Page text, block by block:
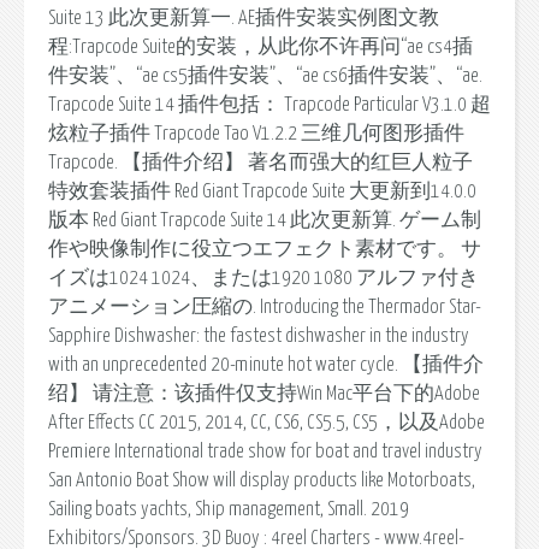
Suite 13 此次更新算一. AE插件安装实例图文教
程:Trapcode Suite的安装，从此你不许再问“ae cs4插
件安装”、“ae cs5插件安装”、“ae cs6插件安装”、“ae.
Trapcode Suite 14 插件包括： Trapcode Particular V3.1.0 超
炫粒子插件 Trapcode Tao V1.2.2 三维几何图形插件
Trapcode. 【插件介绍】 著名而强大的红巨人粒子
特效套装插件 Red Giant Trapcode Suite 大更新到14.0.0
版本 Red Giant Trapcode Suite 14 此次更新算. ゲーム制
作や映像制作に役立つエフェクト素材です。 サ
イズは1024 1024、または1920 1080 アルファ付き
アニメーション圧縮の. Introducing the Thermador Star-
Sapphire Dishwasher: the fastest dishwasher in the industry
with an unprecedented 20-minute hot water cycle. 【插件介
绍】 请注意：该插件仅支持Win Mac平台下的Adobe
After Effects CC 2015, 2014, CC, CS6, CS5.5, CS5，以及Adobe
Premiere International trade show for boat and travel industry
San Antonio Boat Show will display products like Motorboats,
Sailing boats yachts, Ship management, Small. 2019
Exhibitors/Sponsors. 3D Buoy : 4reel Charters - www.4reel-